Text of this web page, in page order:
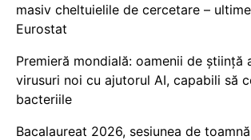
masiv cheltuielile de cercetare –
Eurostat
Premieră mondială: oamenii de știință
virusuri noi cu ajutorul AI, capabili să
bacteriile
Bacalaureat 2026, sesiunea de